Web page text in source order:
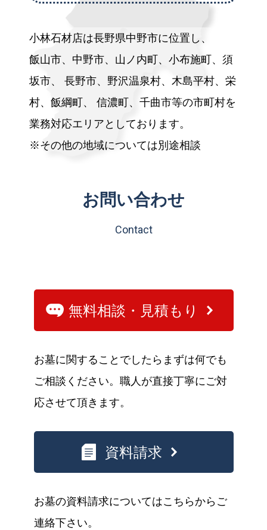
小林石材店は長野県中野市に位置し、
飯山市、中野市、山ノ内町、小布施町、須
坂市、
長野市、野沢温泉村、木島平村、栄
村、飯綱町、
信濃町、千曲市等の市町村を
業務対応エリアとしております。
※その他の地域については別途相談
お問い合わせ
Contact
無料相談・見積もり
お墓に関することでしたらまずは何でも
ご相談ください。職人が直接丁寧にご対
応させて頂きます。
資料請求
お墓の資料請求についてはこちらからご
連絡下さい。